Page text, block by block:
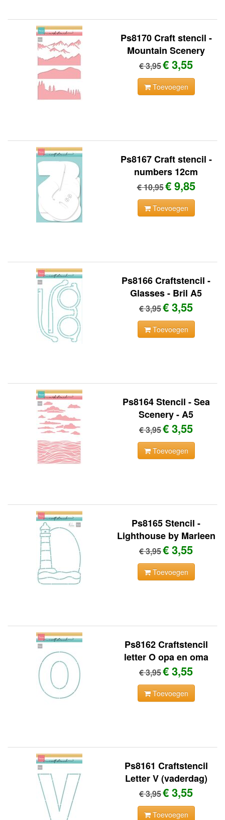
Ps8170 Craft stencil -
Mountain Scenery
€ 3,95€ 3,55
Toevoegen
Ps8167 Craft stencil -
numbers 12cm
€ 10,95€ 9,85
Toevoegen
Ps8166 Craftstencil -
Glasses - Bril A5
€ 3,95€ 3,55
Toevoegen
Ps8164 Stencil - Sea
Scenery - A5
€ 3,95€ 3,55
Toevoegen
Ps8165 Stencil -
Lighthouse by Marleen
€ 3,95€ 3,55
Toevoegen
Ps8162 Craftstencil
letter O opa en oma
€ 3,95€ 3,55
Toevoegen
Ps8161 Craftstencil
Letter V (vaderdag)
€ 3,95€ 3,55
Toevoegen